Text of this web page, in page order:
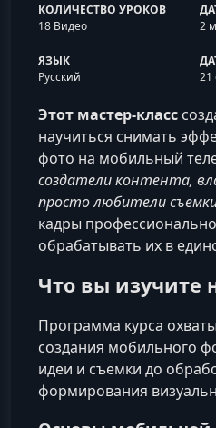
КОЛИЧЕСТВО УРОКОВ
18 Видео
2
ЯЗЫК
Русский
21
Этот мастер‑класс
научиться снимать
фото на мобильный
создатели контента,
просто любители
кадры
обрабатывать их в
Что вы изучите
Программа курса
создания мобильного
идеи и съемки до
формирования